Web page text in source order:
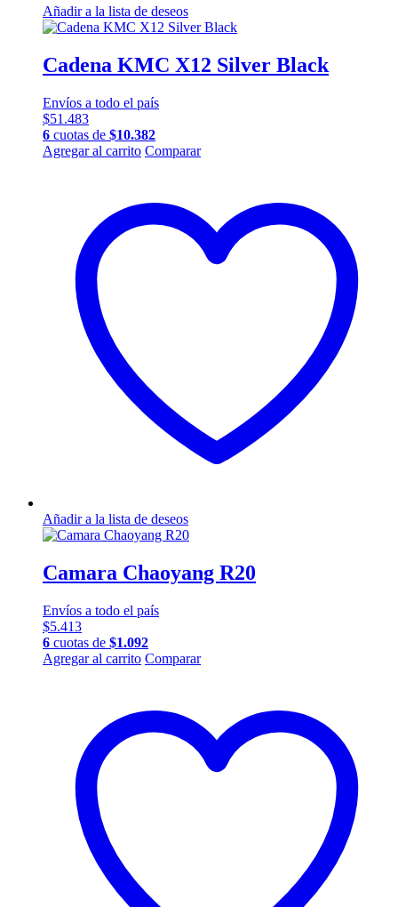
Añadir a la lista de deseos
Cadena KMC X12 Silver Black
Envíos a todo el país
$51.483
6 cuotas de $10.382
Agregar al carrito Comparar
Añadir a la lista de deseos
Camara Chaoyang R20
Envíos a todo el país
$5.413
6 cuotas de $1.092
Agregar al carrito Comparar